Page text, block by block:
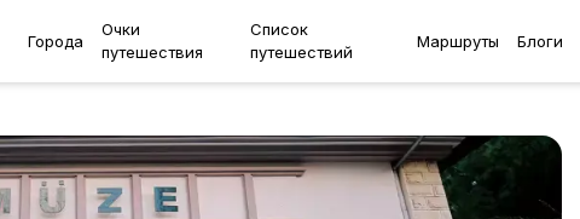
Города
Очки
путешествия
Список
путешествий
Маршруты Блоги